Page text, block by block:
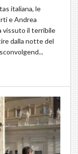
italiana, le
e Andrea
vissuto il terribile
dalla notte del